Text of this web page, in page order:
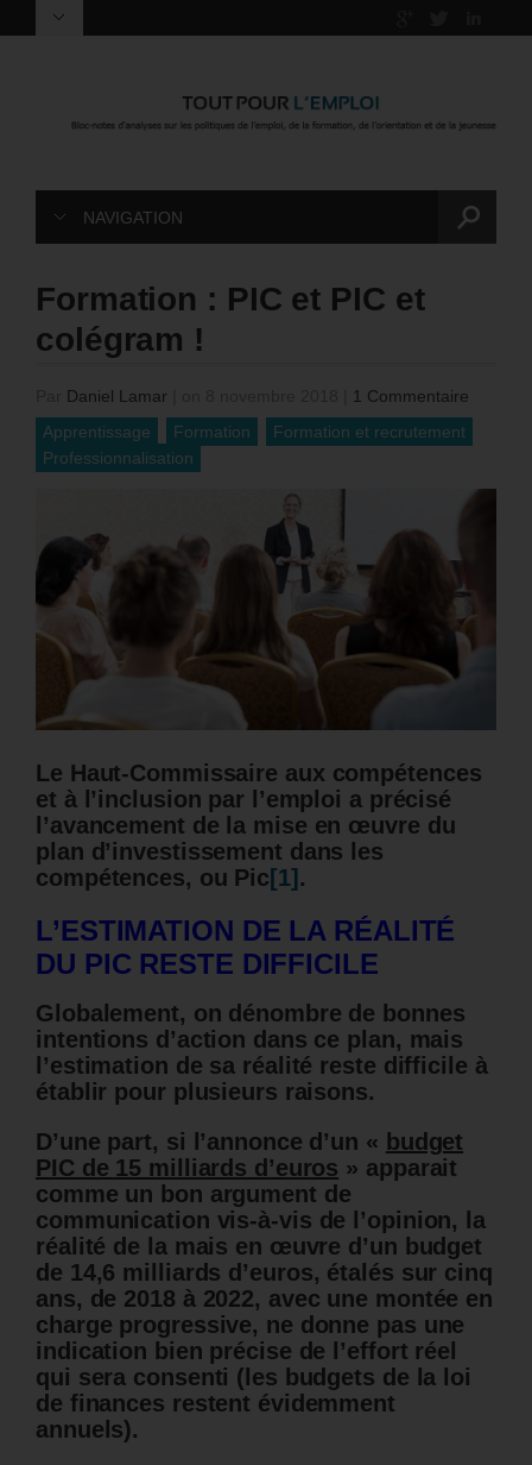
NAVIGATION
Formation : PIC et PIC et
colégram !
Daniel Lamar
1 Commentaire
Apprentissage
Formation
Formation et recrutement
Professionnalisation
Le Haut-Commissaire aux compétences
et à l’inclusion par l’emploi a précisé
l’avancement de la mise en œuvre du
plan d’investissement dans les
compétences, ou Pic [1] .
L’ESTIMATION DE LA RÉALITÉ
DU PIC RESTE DIFFICILE
Globalement, on dénombre de bonnes
intentions d’action dans ce plan, mais
l’estimation de sa réalité reste difficile à
établir pour plusieurs raisons.
D’une part, si l’annonce d’un « budget
PIC de 15 milliards d’euros » apparait
comme un bon argument de
communication vis-à-vis de l’opinion, la
réalité de la mais en œuvre d’un budget
de 14,6 milliards d’euros, étalés sur cinq
ans, de 2018 à 2022, avec une montée en
charge progressive, ne donne pas une
indication bien précise de l’effort réel
qui sera consenti (les budgets de la loi
de finances restent évidemment
annuels).